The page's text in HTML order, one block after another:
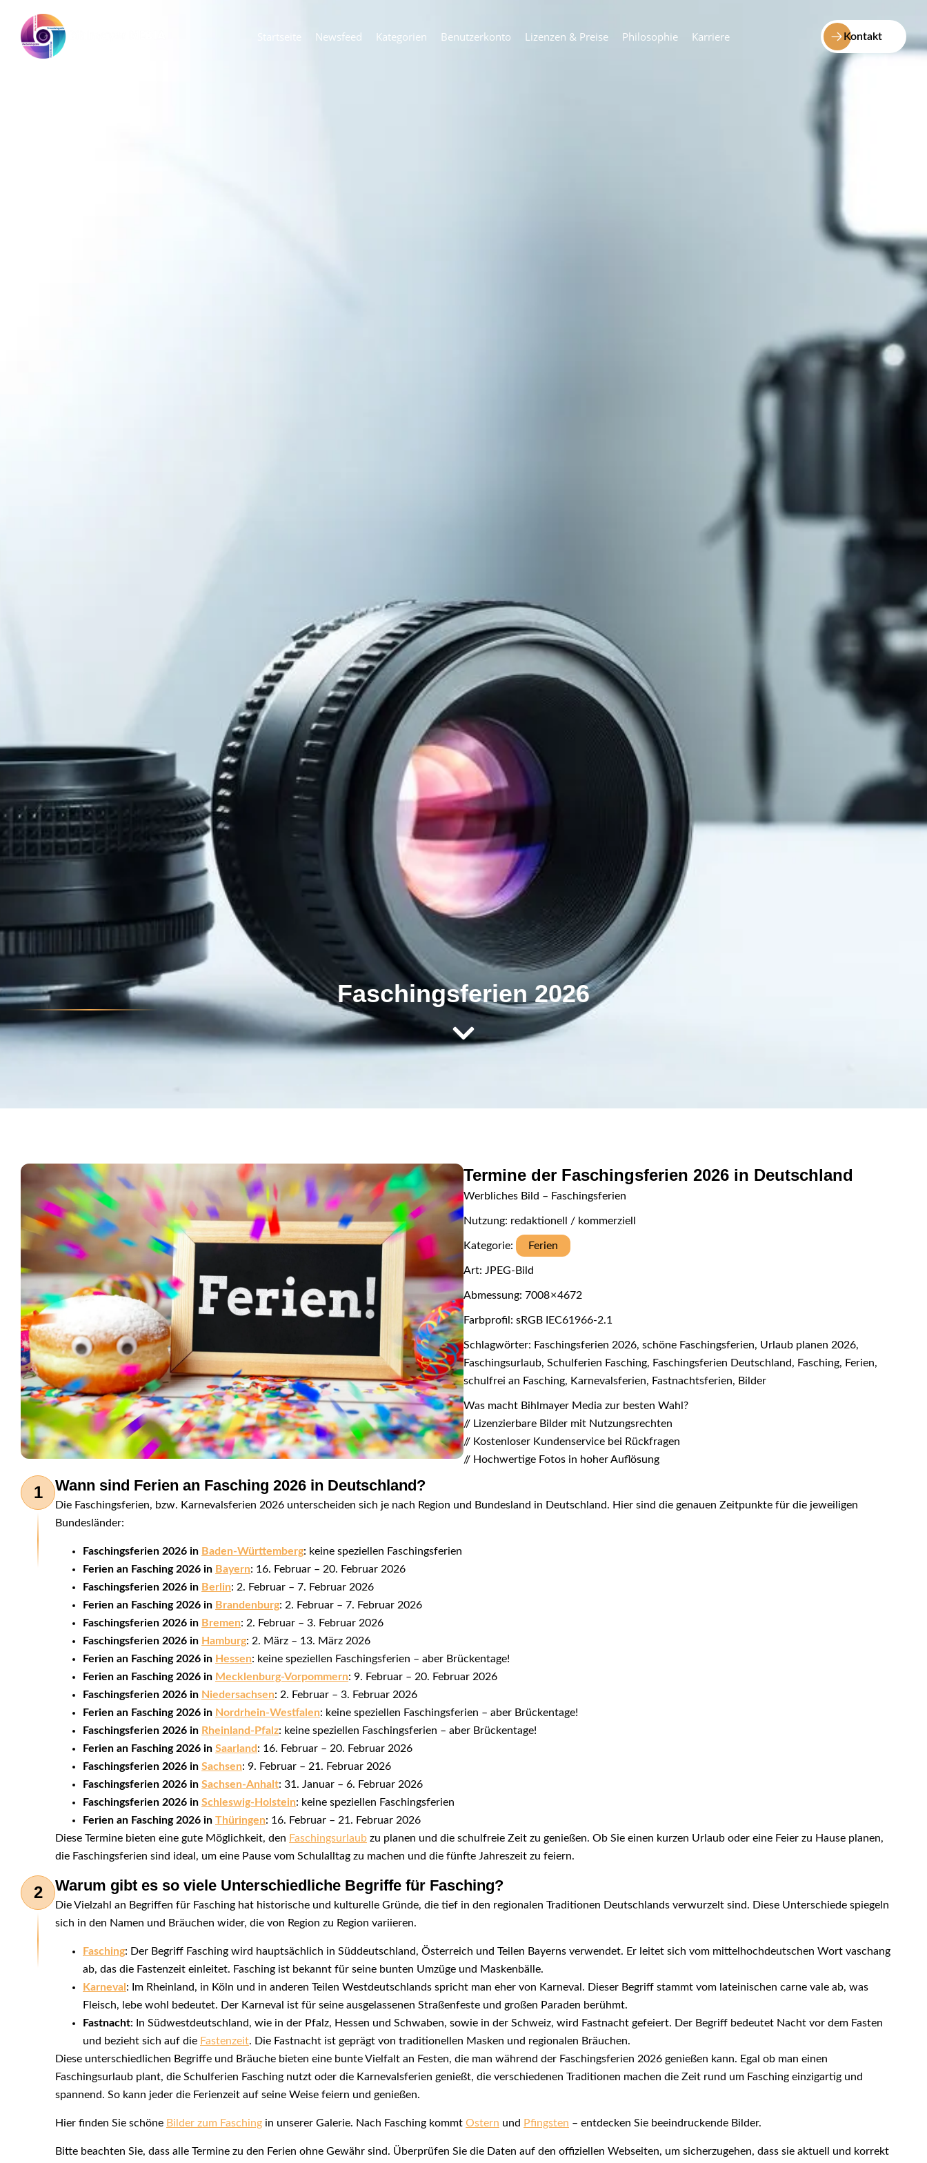
Startseite Newsfeed Kategorien Benutzerkonto Lizenzen & Preise Philosophie Karriere Kontakt
Faschingsferien 2026
Termine der Faschingsferien 2026 in Deutschland
Werbliches Bild – Faschingsferien
Nutzung: redaktionell / kommerziell
Kategorie: Ferien
Art: JPEG-Bild
Abmessung: 7008 × 4672
Farbprofil: sRGB IEC61966-2.1
Schlagwörter: Faschingsferien 2026, schöne Faschingsferien, Urlaub planen 2026,
Faschingsurlaub, Schulferien Fasching, Faschingsferien Deutschland, Fasching, Ferien,
schulfrei an Fasching, Karnevalsferien, Fastnachtsferien, Bilder
Was macht Bihlmayer Media zur besten Wahl?
// Lizenzierbare Bilder mit Nutzungsrechten
// Kostenloser Kundenservice bei Rückfragen
// Hochwertige Fotos in hoher Auflösung
1 Wann sind Ferien an Fasching 2026 in Deutschland?
Die Faschingsferien, bzw. Karnevalsferien 2026 unterscheiden sich je nach Region und Bundesland in Deutschland. Hier sind die genauen Zeitpunkte für die jeweiligen
Bundesländer:
Faschingsferien 2026 in Baden-Württemberg: keine speziellen Faschingsferien
Ferien an Fasching 2026 in Bayern: 16. Februar – 20. Februar 2026
Faschingsferien 2026 in Berlin: 2. Februar – 7. Februar 2026
Ferien an Fasching 2026 in Brandenburg: 2. Februar – 7. Februar 2026
Faschingsferien 2026 in Bremen: 2. Februar – 3. Februar 2026
Faschingsferien 2026 in Hamburg: 2. März – 13. März 2026
Ferien an Fasching 2026 in Hessen: keine speziellen Faschingsferien – aber Brückentage!
Ferien an Fasching 2026 in Mecklenburg-Vorpommern: 9. Februar – 20. Februar 2026
Faschingsferien 2026 in Niedersachsen: 2. Februar – 3. Februar 2026
Ferien an Fasching 2026 in Nordrhein-Westfalen: keine speziellen Faschingsferien – aber Brückentage!
Faschingsferien 2026 in Rheinland-Pfalz: keine speziellen Faschingsferien – aber Brückentage!
Ferien an Fasching 2026 in Saarland : 16. Februar – 20. Februar 2026
Faschingsferien 2026 in Sachsen: 9. Februar – 21. Februar 2026
Faschingsferien 2026 in Sachsen-Anhalt: 31. Januar – 6. Februar 2026
Faschingsferien 2026 in Schleswig-Holstein: keine speziellen Faschingsferien
Ferien an Fasching 2026 in Thüringen: 16. Februar – 21. Februar 2026
Diese Termine bieten eine gute Möglichkeit, den Faschingsurlaub zu planen und die schulfreie Zeit zu genießen. Ob Sie einen kurzen Urlaub oder eine Feier zu Hause planen,
die Faschingsferien sind ideal, um eine Pause vom Schulalltag zu machen und die fünfte Jahreszeit zu feiern​.
2 Warum gibt es so viele Unterschiedliche Begriffe für Fasching?
Die Vielzahl an Begriffen für Fasching hat historische und kulturelle Gründe, die tief in den regionalen Traditionen Deutschlands verwurzelt sind. Diese Unterschiede spiegeln
sich in den Namen und Bräuchen wider, die von Region zu Region variieren.
Fasching: Der Begriff Fasching wird hauptsächlich in Süddeutschland, Österreich und Teilen Bayerns verwendet. Er leitet sich vom mittelhochdeutschen Wort vaschang
ab, das die Fastenzeit einleitet. Fasching ist bekannt für seine bunten Umzüge und Maskenbälle.
Karneval : Im Rheinland, in Köln und in anderen Teilen Westdeutschlands spricht man eher von Karneval. Dieser Begriff stammt vom lateinischen carne vale ab, was
Fleisch, lebe wohl bedeutet. Der Karneval ist für seine ausgelassenen Straßenfeste und großen Paraden berühmt.
Fastnacht: In Südwestdeutschland, wie in der Pfalz, Hessen und Schwaben, sowie in der Schweiz, wird Fastnacht gefeiert. Der Begriff bedeutet Nacht vor dem Fasten
und bezieht sich auf die Fastenzeit. Die Fastnacht ist geprägt von traditionellen Masken und regionalen Bräuchen.
Diese unterschiedlichen Begriffe und Bräuche bieten eine bunte Vielfalt an Festen, die man während der Faschingsferien 2026 genießen kann. Egal ob man einen
Faschingsurlaub plant, die Schulferien Fasching nutzt oder die Karnevalsferien genießt, die verschiedenen Traditionen machen die Zeit rund um Fasching einzigartig und
spannend. So kann jeder die Ferienzeit auf seine Weise feiern und genießen.
Hier finden Sie schöne Bilder zum Fasching in unserer Galerie. Nach Fasching kommt Ostern und Pfingsten – entdecken Sie beeindruckende Bilder.
Bitte beachten Sie, dass alle Termine zu den Ferien ohne Gewähr sind. Überprüfen Sie die Daten auf den offiziellen Webseiten, um sicherzugehen, dass sie aktuell und korrekt